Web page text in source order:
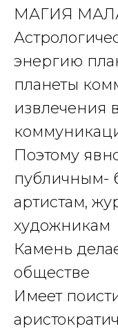
МАГИЯ
энергию
планеты
извлечения
Поэтому
публичным-
артистам,
художникам
Камень
обществе
Имеет